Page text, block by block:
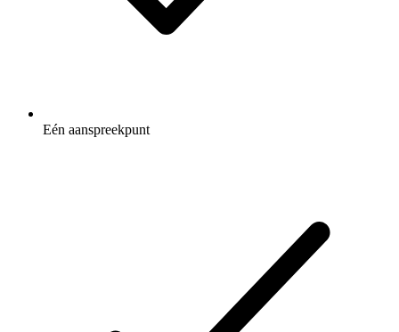
Eén aanspreekpunt